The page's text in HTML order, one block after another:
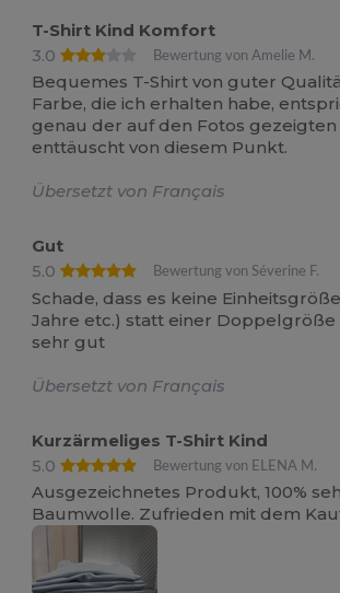
T-Shirt Kind Komfort
3.0
Bewertung von Amelie M.
Bequemes T-Shirt von guter
Farbe, die ich erhalten habe,
genau der auf den Fotos gezeigten
enttäuscht von diesem Punkt.
Übersetzt von Français
Gut
5.0
Bewertung von Séverine F.
Schade, dass es keine
Jahre etc.) statt einer Doppelgröße
sehr gut
Übersetzt von Français
Kurzärmeliges T-Shirt Kind
5.0
Bewertung von ELENA M.
Ausgezeichnetes Produkt, 100%
Baumwolle. Zufrieden mit dem